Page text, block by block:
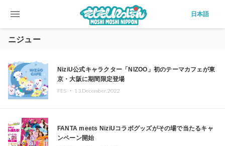
menu 日本語
ニジュー
NiziU公式キャラクター「NIZOO」初のテーマカフェが東
京・大阪に期間限定登場
FES ・ 13.December.2022
FANTA meets NiziUコラボグッズがその場で当たるキャ
ンペーン開始